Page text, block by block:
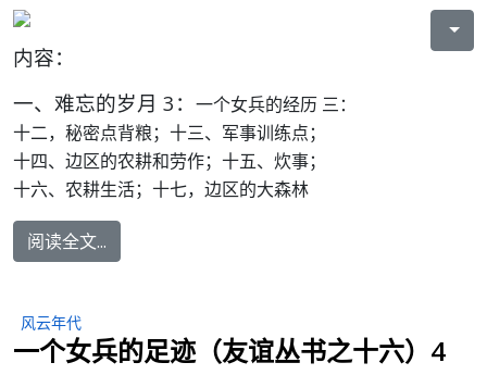
内容：
一、难忘的岁月 3： 一个女兵的经历 三：
十二，秘密点背粮；十三、军事训练点；
十四、边区的农耕和劳作；十五、炊事；
十六、农耕生活；十七，边区的大森林
阅读全文...
风云年代
一个女兵的足迹（友谊丛书之十六）4